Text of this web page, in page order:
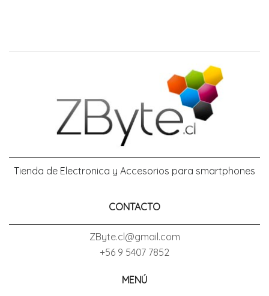
Tienda de Electronica y Accesorios para smartphones
CONTACTO
ZByte.cl@gmail.com
+56 9 5407 7852
MENÚ